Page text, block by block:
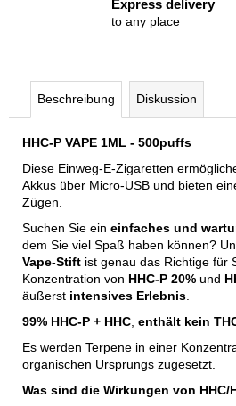
Express delivery
to any place
Beschreibung Diskussion
HHC-P VAPE 1ML - 500puffs
Diese Einweg-E-Zigaretten
Akkus über Micro-USB und bieten
Zügen.
Suchen Sie ein einfaches und
dem Sie viel Spaß haben können?
Vape-Stift ist genau das Richtige für
Konzentration von HHC-P 20% und
äußerst intensives Erlebnis
99% HHC-P + HHC enthält kein
Es werden Terpene in einer
organischen Ursprungs zugesetzt.
Was sind die Wirkungen von HHC/